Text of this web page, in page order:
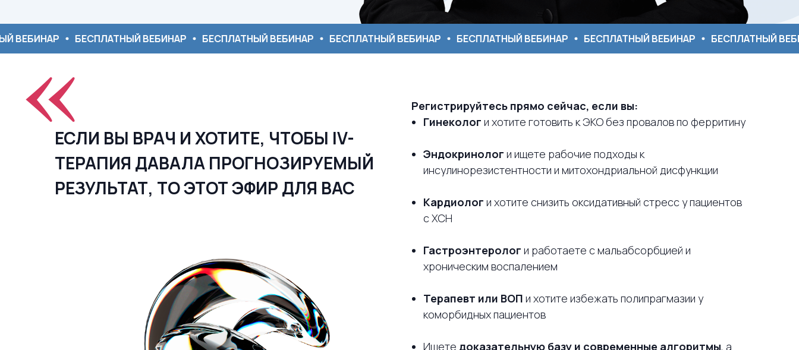
БЕСПЛАТНЫЙ ВЕБИНАР БЕСПЛАТНЫЙ ВЕБИНАР БЕСПЛАТНЫЙ ВЕБИНАР БЕСПЛАТНЫЙ ВЕБИНАР БЕСПЛАТНЫЙ ВЕБИНАР БЕСПЛАТНЫЙ ВЕБИНАР
«ЕСЛИ ВЫ ВРАЧ И ХОТИТЕ, ЧТОБЫ IV-
ТЕРАПИЯ ДАВАЛА ПРОГНОЗИРУЕМЫЙ
РЕЗУЛЬТАТ, ТО ЭТОТ ЭФИР ДЛЯ ВАС
Регистрируйтесь прямо сейчас, если вы:
Гинеколог и хотите готовить к ЭКО без провалов по ферритину
Эндокринолог и ищете рабочие подходы к
инсулинорезистентности и митохондриальной дисфункции
Кардиолог и хотите снизить оксидативный стресс у пациентов
с ХСН
Гастроэнтеролог и ​​работаете с мальабсорбцией и
хроническим воспалением
Терапевт или ВОП и хотите избежать полипрагмазии у
коморбидных пациентов
Ищете доказательную базу и современные алгоритмы, а